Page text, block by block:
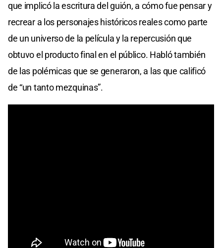
que implicó la escritura del guión, a cómo fue pensar y
recrear a los personajes históricos reales como parte
de un universo de la película y la repercusión que
obtuvo el producto final en el público. Habló también
de las polémicas que se generaron, a las que calificó
de “un tanto mezquinas”.